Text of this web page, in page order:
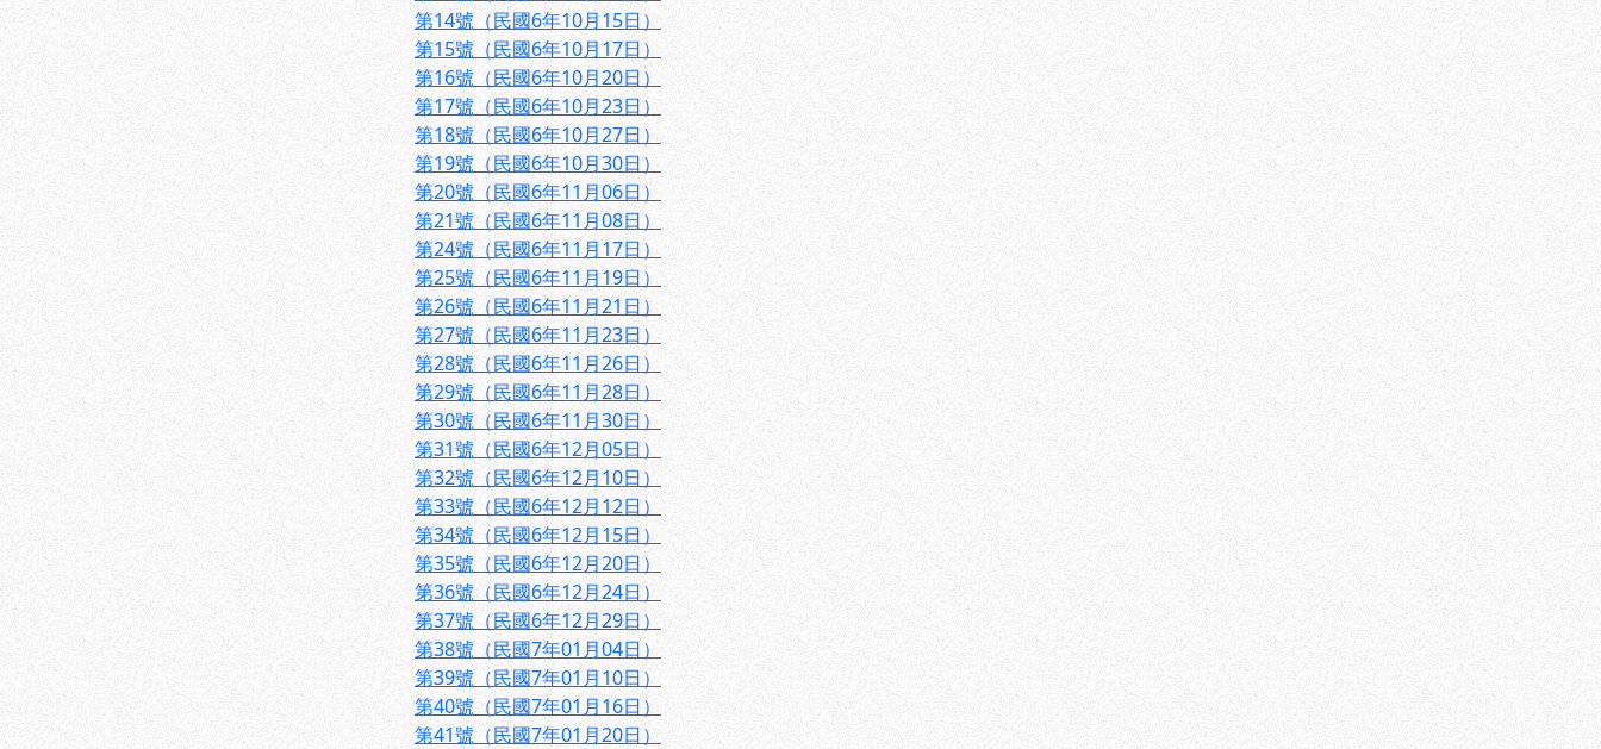
第14號（民國6年10月15日）
第15號（民國6年10月17日）
第16號（民國6年10月20日）
第17號（民國6年10月23日）
第18號（民國6年10月27日）
第19號（民國6年10月30日）
第20號（民國6年11月06日）
第21號（民國6年11月08日）
第24號（民國6年11月17日）
第25號（民國6年11月19日）
第26號（民國6年11月21日）
第27號（民國6年11月23日）
第28號（民國6年11月26日）
第29號（民國6年11月28日）
第30號（民國6年11月30日）
第31號（民國6年12月05日）
第32號（民國6年12月10日）
第33號（民國6年12月12日）
第34號（民國6年12月15日）
第35號（民國6年12月20日）
第36號（民國6年12月24日）
第37號（民國6年12月29日）
第38號（民國7年01月04日）
第39號（民國7年01月10日）
第40號（民國7年01月16日）
第41號（民國7年01月20日）